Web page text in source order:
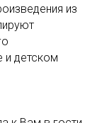
из
и детском